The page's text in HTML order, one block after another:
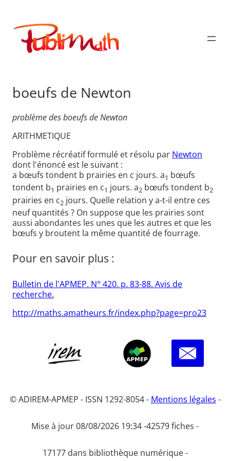
contenu
Publimath
boeufs de Newton
problème des boeufs de Newton
ARITHMETIQUE
Problème récréatif formulé et résolu par Newton
dont l'énoncé est le suivant :
a bœufs tondent b prairies en c jours. a1 bœufs
tondent b1 prairies en c1 jours. a2 bœufs tondent b2
prairies en c2 jours. Quelle relation y a-t-il entre ces
neuf quantités ? On suppose que les prairies sont
aussi abondantes les unes que les autres et que les
bœufs y broutent la même quantité de fourrage.
Pour en savoir plus :
Bulletin de l'APMEP. N° 420. p. 83-88. Avis de
recherche.
http://maths.amatheurs.fr/index.php?page=pro23
© ADIREM-APMEP - ISSN 1292-8054 - Mentions légales -
Mise à jour 08/08/2026 19:34 -42579 fiches -
17177 dans bibliothèque numérique -